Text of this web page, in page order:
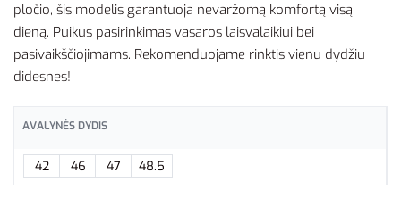
pločio, šis modelis garantuoja nevaržomą komfortą visą
dieną. Puikus pasirinkimas vasaros laisvalaikiui bei
pasivaikščiojimams. Rekomenduojame rinktis vienu dydžiu
didesnes!
AVALYNĖS DYDIS
42 46 47 48.5